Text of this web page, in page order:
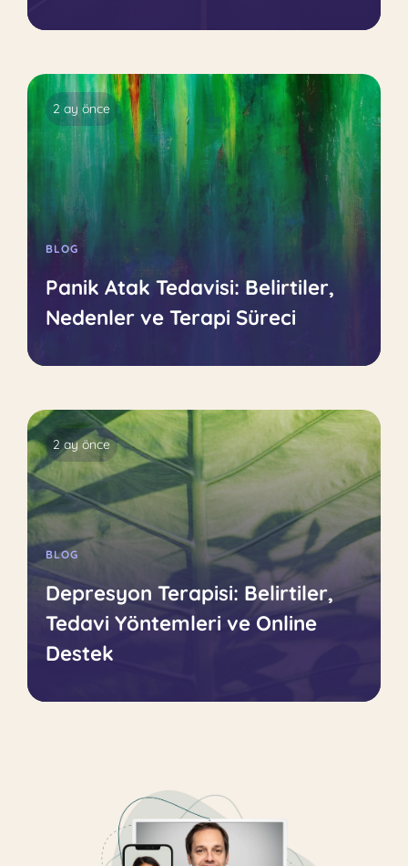
2 ay önce
BLOG
Panik Atak Tedavisi: Belirtiler,
Nedenler ve Terapi Süreci
2 ay önce
BLOG
Depresyon Terapisi: Belirtiler,
Tedavi Yöntemleri ve Online
Destek